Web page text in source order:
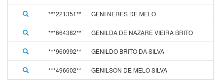
***221351** GENI NERES DE MELO
***664382** GENILDA DE NAZARE VIEIRA BRITO
***960992** GENILDO BRITO DA SILVA
***496602** GENILSON DE MELO SILVA